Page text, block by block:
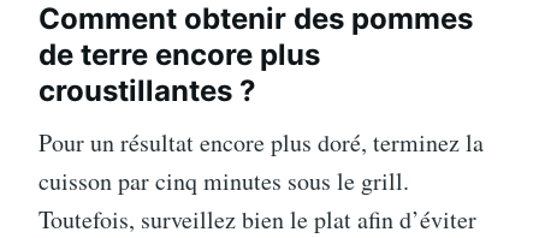
Comment obtenir des pommes
de terre encore plus
croustillantes ?
Pour un résultat encore plus doré, terminez la
cuisson par cinq minutes sous le grill.
Toutefois, surveillez bien le plat afin d’éviter